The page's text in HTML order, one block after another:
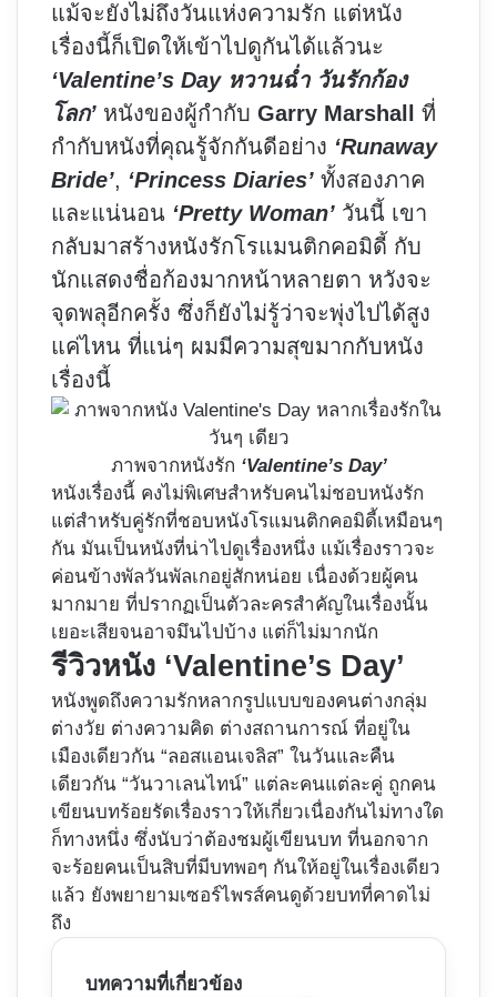
แม้จะยังไม่ถึงวันแห่งความรัก แต่หนัง
เรื่องนี้ก็เปิดให้เข้าไปดูกันได้แล้วนะ
‘Valentine’s Day หวานฉ่ำ วันรักก้อง
โลก’ หนังของผู้กำกับ Garry Marshall
ที่
กำกับหนังที่คุณรู้จักกันดีอย่าง ‘Runaway
Bride’, ‘Princess Diaries’ ทั้งสองภาค
และแน่นอน ‘Pretty Woman’ วันนี้ เขา
กลับมาสร้างหนังรักโรแมนติกคอมิดี้ กับ
นักแสดงชื่อก้องมากหน้าหลายตา หวังจะ
จุดพลุอีกครั้ง ซึ่งก็ยังไม่รู้ว่าจะพุ่งไปได้สูง
แค่ไหน ที่แน่ๆ ผมมีความสุขมากกับหนัง
เรื่องนี้
ภาพจากหนังรัก ‘Valentine’s Day’
หนังเรื่องนี้ คงไม่พิเศษสำหรับคนไม่ชอบหนังรัก
แต่สำหรับคู่รักที่ชอบหนังโรแมนติกคอมิดี้เหมือนๆ
กัน มันเป็นหนังที่น่าไปดูเรื่องหนึ่ง แม้เรื่องราวจะ
ค่อนข้างพัลวันพัลเกอยู่สักหน่อย เนื่องด้วยผู้คน
มากมาย ที่ปรากฏเป็นตัวละครสำคัญในเรื่องนั้น
เยอะเสียจนอาจมึนไปบ้าง แต่ก็ไม่มากนัก
รีวิวหนัง ‘Valentine’s Day’
หนังพูดถึงความรักหลากรูปแบบของคนต่างกลุ่ม
ต่างวัย ต่างความคิด ต่างสถานการณ์ ที่อยู่ใน
เมืองเดียวกัน “ลอสแอนเจลิส” ในวันและคืน
เดียวกัน “วันวาเลนไทน์” แต่ละคนแต่ละคู่ ถูกคน
เขียนบทร้อยรัดเรื่องราวให้เกี่ยวเนื่องกันไม่ทางใด
ก็ทางหนึ่ง ซึ่งนับว่าต้องชมผู้เขียนบท ที่นอกจาก
จะร้อยคนเป็นสิบที่มีบทพอๆ กันให้อยู่ในเรื่องเดียว
แล้ว ยังพยายามเซอร์ไพรส์คนดูด้วยบทที่คาดไม่
ถึง
บทความที่เกี่ยวข้อง